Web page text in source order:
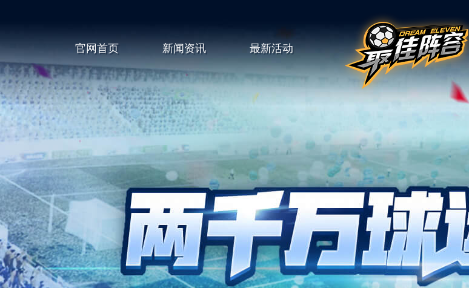
官网首页 新闻资讯 最新活动